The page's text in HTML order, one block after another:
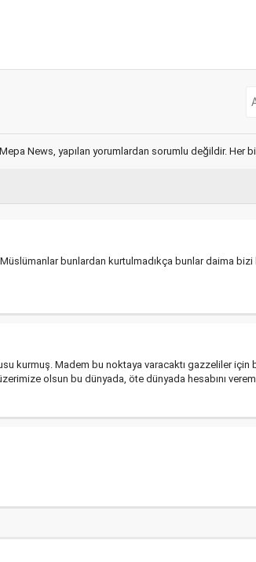
News, yapılan yorumlardan sorumlu değildir. Her
bunlardan kurtulmadıkça bunlar daima
kurmuş. Madem bu noktaya varacaktı gazzeliler için
olsun bu dünyada, öte dünyada hesabını